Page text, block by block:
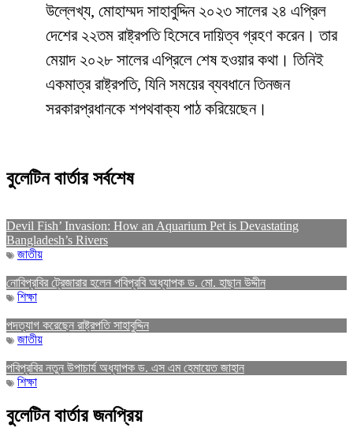
উল্লেখ্য, মোহাম্মদ সাহাবুদ্দিন ২০২৩ সালের ২৪ এপ্রিল
দেশের ২২তম রাষ্ট্রপতি হিসেবে দায়িত্ব গ্রহণ করেন। তার
মেয়াদ ২০২৮ সালের এপ্রিলে শেষ হওয়ার কথা। তিনিই
একমাত্র রাষ্ট্রপতি, যিনি সময়ের ব্যবধানে তিনজন
সরকারপ্রধানকে শপথবাক্য পাঠ করিয়েছেন।
বুলেটিন বার্তার সর্বশেষ
Devil Fish’ Invasion: How an Aquarium Pet is Devastating
Bangladesh’s Rivers
জাতীয়
নোবিপ্রবির ট্রেজারার হলেন পবিপ্রবি অধ্যাপক ড. মো. হাছান উদ্দীন
শিক্ষা
পদত্যাগ করেছেন রাষ্ট্রপতি সাহাবুদ্দিন
জাতীয়
পবিপ্রবির নতুন উপাচার্য অধ্যাপক ড. এস এম হেমায়েত জাহান
শিক্ষা
বুলেটিন বার্তার জনপ্রিয়